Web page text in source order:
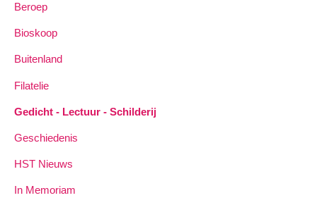
Beroep
Bioskoop
Buitenland
Filatelie
Gedicht - Lectuur - Schilderij
Geschiedenis
HST Nieuws
In Memoriam